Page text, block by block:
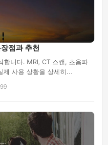
점과 추천
합니다. MRI, CT 스캔, 초음파
제 사용 상황을 상세히...